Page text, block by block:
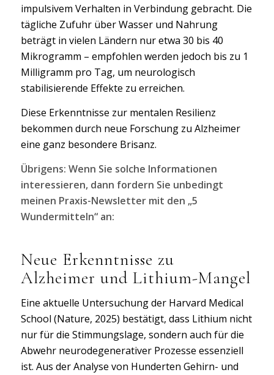
impulsivem Verhalten in Verbindung gebracht. Die
tägliche Zufuhr über Wasser und Nahrung
beträgt in vielen Ländern nur etwa 30 bis 40
Mikrogramm – empfohlen werden jedoch bis zu 1
Milligramm pro Tag, um neurologisch
stabilisierende Effekte zu erreichen.
Diese Erkenntnisse zur mentalen Resilienz
bekommen durch neue Forschung zu Alzheimer
eine ganz besondere Brisanz.
Übrigens: Wenn Sie solche Informationen
interessieren, dann fordern Sie unbedingt
meinen Praxis-Newsletter mit den „5
Wundermitteln“ an:
Neue Erkenntnisse zu
Alzheimer und Lithium-Mangel
Eine aktuelle Untersuchung der Harvard Medical
School (Nature, 2025) bestätigt, dass Lithium nicht
nur für die Stimmungslage, sondern auch für die
Abwehr neurodegenerativer Prozesse essenziell
ist. Aus der Analyse von Hunderten Gehirn- und